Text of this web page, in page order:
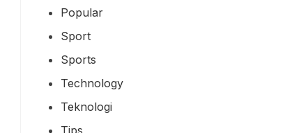
Popular
Sport
Sports
Technology
Teknologi
Tips